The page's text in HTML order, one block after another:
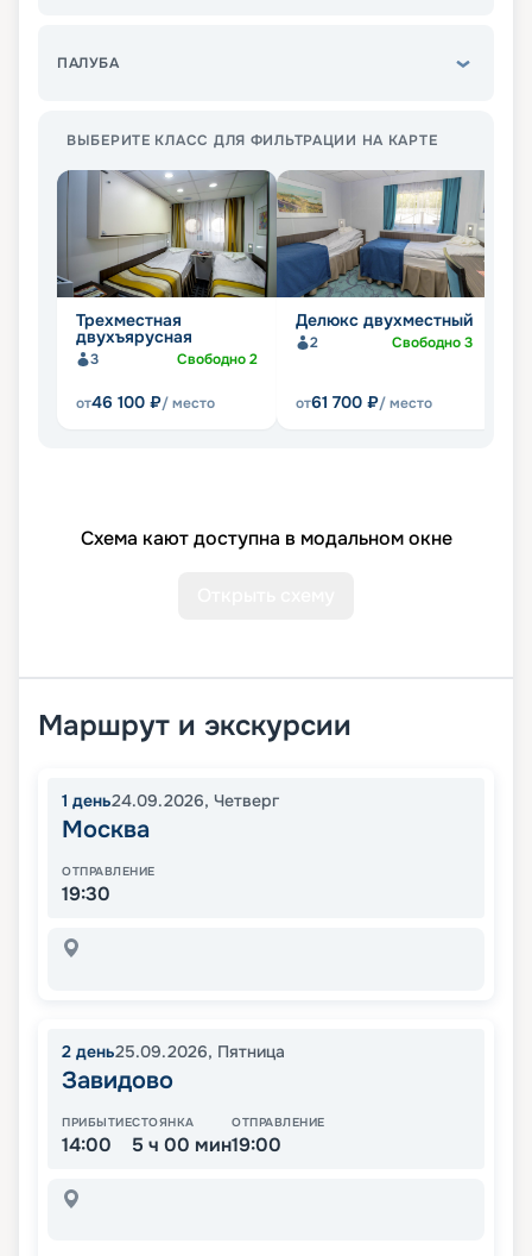
ПАЛУБА
ВЫБЕРИТЕ КЛАСС ДЛЯ ФИЛЬТРАЦИИ НА КАРТЕ
Трехместная
двухъярусная
3 Свободно2
от46 100 ₽/ место
Делюкс двухместный
2 Свободно3
от61 700 ₽/ место
Схема кают доступна в модальном окне
Маршрут и экскурсии
1 день24.09.2026, Четверг
Москва
ОТПРАВЛЕНИЕ
19:30
2 день25.09.2026, Пятница
Завидово
ПРИБЫТИЕ
14:00
СТОЯНКА
5 ч 00 мин
ОТПРАВЛЕНИЕ
19:00